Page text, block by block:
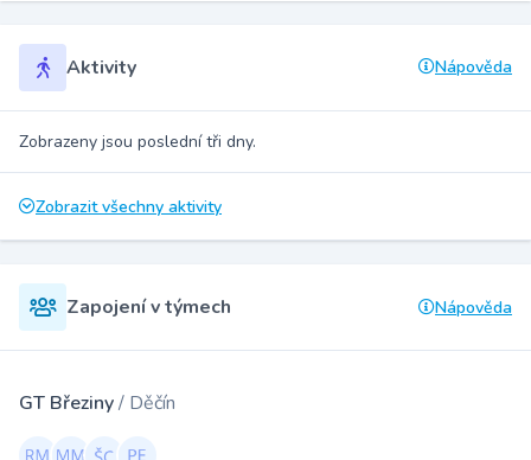
Aktivity Nápověda
Zobrazeny jsou poslední tři dny.
Zobrazit všechny aktivity
Zapojení v týmech Nápověda
GT Březiny/ Děčín